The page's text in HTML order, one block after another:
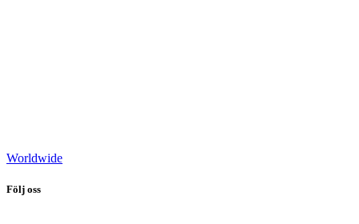
Worldwide
Följ oss